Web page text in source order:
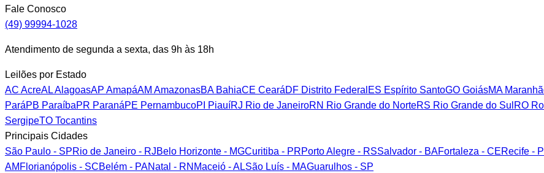
Fale Conosco
(49) 99994-1028
Atendimento de segunda a sexta, das 9h às 18h
Leilões por Estado
AC AcreALAlagoasAP AmapáAM AmazonasBABahiaCE CearáDF Distrito Federal ES Espírito SantoGO GoiásMA
ParáPB ParaíbaPR ParanáPE PernambucoPI PiauíRJ Rio de JaneiroRN Rio Grande do NorteRS Rio Grande do Sul RO
SergipeTO Tocantins
Principais Cidades
São Paulo - SPRio de Janeiro - RJBelo Horizonte - MGCuritiba - PRPorto Alegre - RSSalvador - BAFortaleza - CERecife -
AM Florianópolis - SCBelém - PANatal - RN Maceió - ALSão Luís - MAGuarulhos - SP